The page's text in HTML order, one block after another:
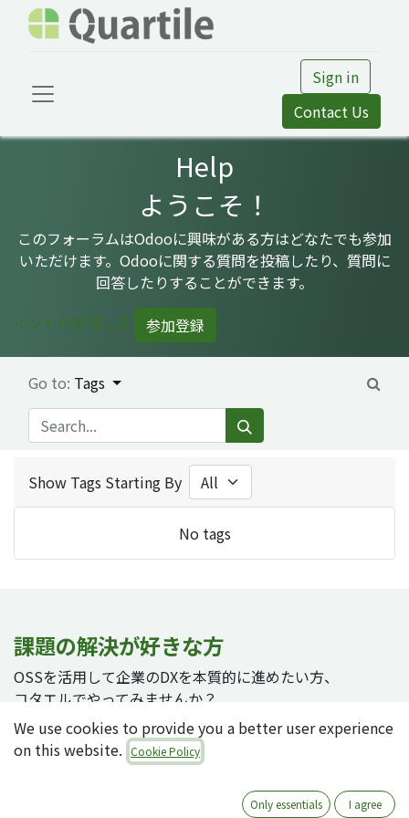
Sign in
Contact Us
Help
ようこそ！
このフォーラムはOdooに興味がある方はどなたでも参加
いただけます。Odooに関する質問を投稿したり、質問に
回答したりすることができます。
イントロを閉じる
参加登録
Go to: Tags
Show Tags Starting By
No tags
課題の解決が好きな方
OSSを活用して企業のDXを本質的に進めたい方、
コタエルでやってみませんか？
We use cookies to provide you a better user experience
on this website. Cookie Policy
Only essentials I agree